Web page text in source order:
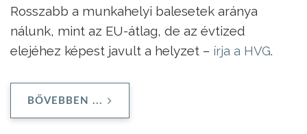
Rosszabb a munkahelyi balesetek aránya
nálunk, mint az EU-átlag, de az évtized
elejéhez képest javult a helyzet – írja a HVG.
BŐVEBBEN ...